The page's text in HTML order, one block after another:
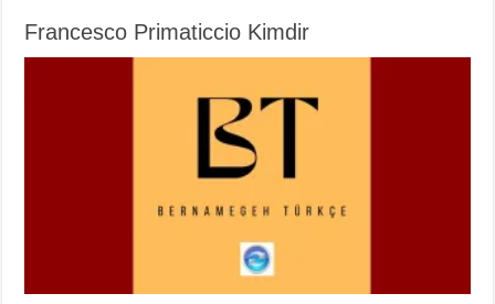
Francesco Primaticcio Kimdir